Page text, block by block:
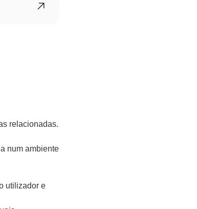
relacionadas.
num ambiente
utilizador e